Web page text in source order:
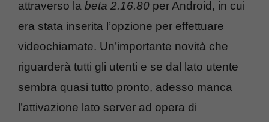
attraverso la beta 2.16.80 per Android, in cui
era stata inserita l’opzione per effettuare
videochiamate. Un’importante novità che
riguarderà tutti gli utenti e se dal lato utente
sembra quasi tutto pronto, adesso manca
l’attivazione lato server ad opera di